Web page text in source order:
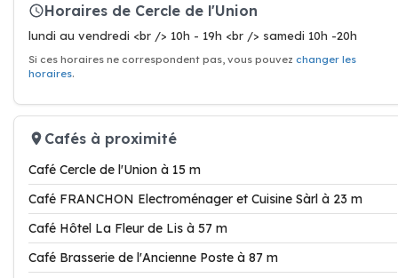
Horaires de Cercle de l'Union
lundi au vendredi <br /> 10h - 19h <br /> samedi 10h -20h
Si ces horaires ne correspondent pas, vous pouvez changer les
horaires.
Cafés à proximité
Café Cercle de l'Union à 15 m
Café FRANCHON Electroménager et Cuisine Sàrl à 23 m
Café Hôtel La Fleur de Lis à 57 m
Café Brasserie de l'Ancienne Poste à 87 m